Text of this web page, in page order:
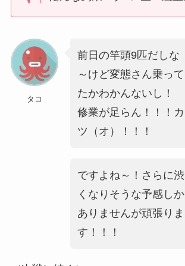
タコ
前日の竿頭9匹だしな
～けど変態さん乗って
たかわかんないし！
修業が足らん！！！カ
ツ（オ）！！！
ですよね～！さらに渋
くなりそうな予感しか
ありませんが頑張りま
す！！！